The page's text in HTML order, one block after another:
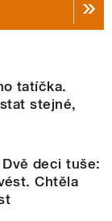
tatíčka.
stejné,
deci tuše:
Chtěla